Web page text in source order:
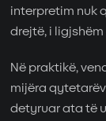
interpretim nuk
drejtë, i
Në praktikë,
mijëra
detyruar ata të